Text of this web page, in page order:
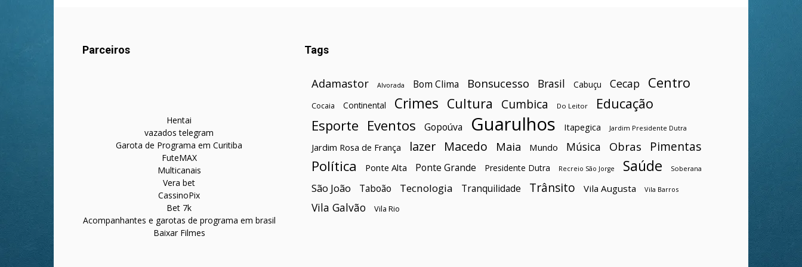
Parceiros
Hentai
vazados telegram
Garota de Programa em Curitiba
FuteMAX
Multicanais
Vera bet
CassinoPix
Bet 7k
Acompanhantes e garotas de programa em brasil
Baixar Filmes
Tags
Adamastor Alvorada Bom Clima Bonsucesso Brasil Cabuçu Cecap Centro
Cocaia Continental Crimes Cultura Cumbica Do Leitor Educação
Esporte Eventos Gopoúva Guarulhos Itapegica Jardim Presidente Dutra
Jardim Rosa de França lazer Macedo Maia Mundo Música Obras Pimentas
Política Ponte Alta Ponte Grande Presidente Dutra Recreio São Jorge Saúde Soberana
São João Taboão Tecnologia Tranquilidade Trânsito Vila Augusta Vila Barros
Vila Galvão Vila Rio